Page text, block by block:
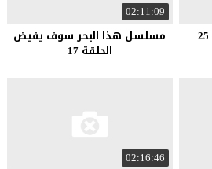
02:11:09
مسلسل هذا البحر سوف يفيض
الحلقة 17
02:16:46